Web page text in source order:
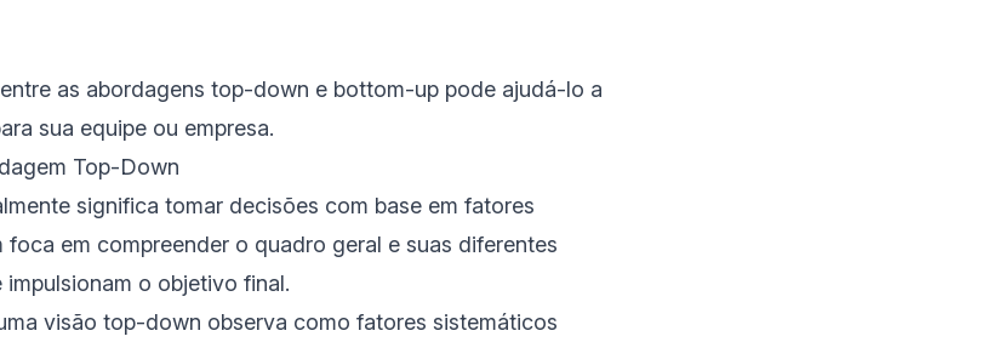
as abordagens top-down e bottom-up pode ajudá-lo a
sua equipe ou empresa.
Top-Down
significa tomar decisões com base em fatores
foca em compreender o quadro geral e suas diferentes
impulsionam o objetivo final.
visão top-down observa como fatores sistemáticos